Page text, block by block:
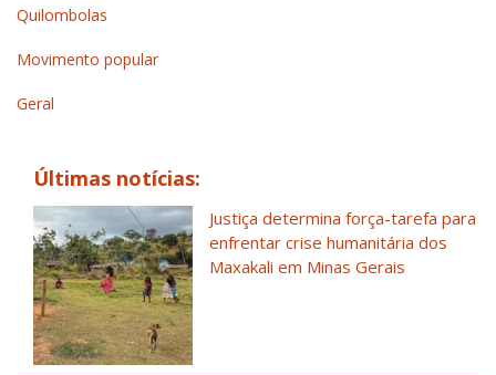
Quilombolas
Movimento popular
Geral
Últimas notícias:
Justiça determina força-tarefa para
enfrentar crise humanitária dos
Maxakali em Minas Gerais